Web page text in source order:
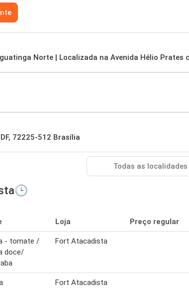
Norte | Localizada na Avenida Hélio
72225-512 Brasília
Todas as localidades
Loja Preço regular
- tomate /
doce/
Fort Atacadista
Fort Atacadista